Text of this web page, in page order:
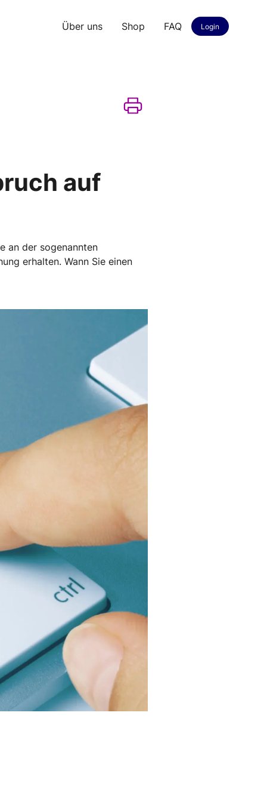
Über uns Shop FAQ Login
auf
an der sogenannten
erhalten. Wann Sie einen